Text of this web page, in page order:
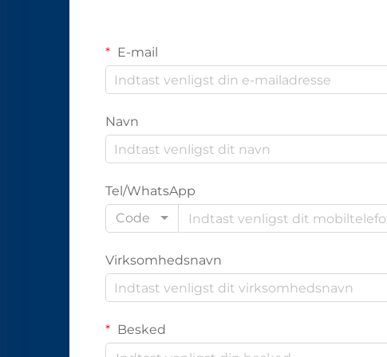
E-mail
Navn
Tel/WhatsApp
Code
Virksomhedsnavn
Besked